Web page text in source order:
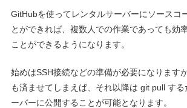
GitHubを使ってレンタルサーバーにソースコ
とができれば、複数人での作業であっても効
ことができるようになります。
始めはSSH接続などの準備が必要になります
も済ませてしまえば、それ以降は git pull す
ーバーに公開することが可能となります。